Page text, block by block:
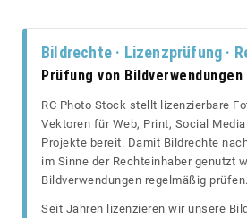
Bildrechte · Lizenzprüfung ·
Prüfung von
RC Photo Stock stellt lizenzierbare
Vektoren für Web, Print, Social
Projekte bereit. Damit Bildrechte
im Sinne der Rechteinhaber genutzt
Bildverwendungen regelmäßig prüfen.
Seit Jahren lizenzieren wir unsere